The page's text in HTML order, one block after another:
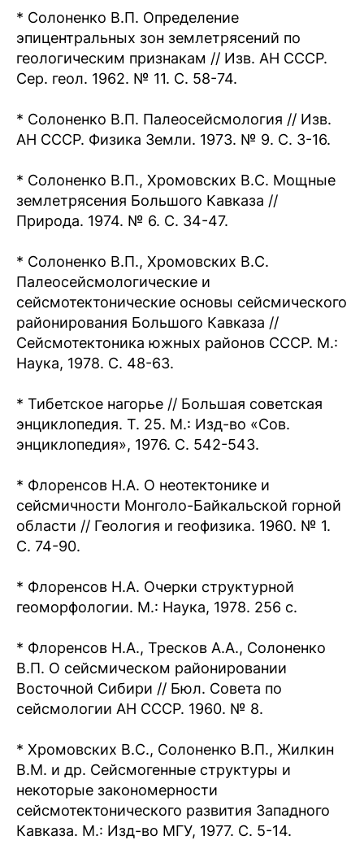
* Солоненко В.П. Определение
эпицентральных зон землетрясений по
геологическим признакам // Изв. АН СССР.
Сер. геол. 1962. № 11. С. 58-74.
* Солоненко В.П. Палеосейсмология // Изв.
АН СССР. Физика Земли. 1973. № 9. С. 3-16.
* Солоненко В.П., Хромовских В.С. Мощные
землетрясения Большого Кавказа //
Природа. 1974. № 6. С. 34-47.
* Солоненко В.П., Хромовских В.С.
Палеосейсмологические и
сейсмотектонические основы сейсмического
районирования Большого Кавказа //
Сейсмотектоника южных районов СССР. М.:
Наука, 1978. С. 48-63.
* Тибетское нагорье // Большая советская
энциклопедия. Т. 25. М.: Изд-во «Сов.
энциклопедия», 1976. С. 542-543.
* Флоренсов Н.А. О неотектонике и
сейсмичности Монголо-Байкальской горной
области // Геология и геофизика. 1960. № 1.
С. 74-90.
* Флоренсов Н.А. Очерки структурной
геоморфологии. М.: Наука, 1978. 256 с.
* Флоренсов Н.А., Тресков А.А., Солоненко
В.П. О сейсмическом районировании
Восточной Сибири // Бюл. Совета по
сейсмологии АН СССР. 1960. № 8.
* Хромовских В.С., Солоненко В.П., Жилкин
В.М. и др. Сейсмогенные структуры и
некоторые закономерности
сейсмотектонического развития Западного
Кавказа. М.: Изд-во МГУ, 1977. С. 5-14.